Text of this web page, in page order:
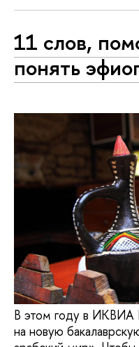
11 слов,
понять
В этом году в ИКВИА
на новую